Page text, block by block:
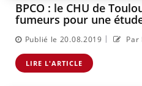
BPCO : le CHU de
fumeurs pour une
Publié le 20.08.2019 | Par
LIRE L'ARTICLE